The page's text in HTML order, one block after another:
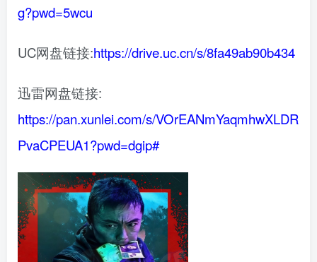
g?pwd=5wcu
UC网盘链接:https://drive.uc.cn/s/8fa49ab90b434
迅雷网盘链接:
https://pan.xunlei.com/s/VOrEANmYaqmhwXLDR
PvaCPEUA1?pwd=dgip#